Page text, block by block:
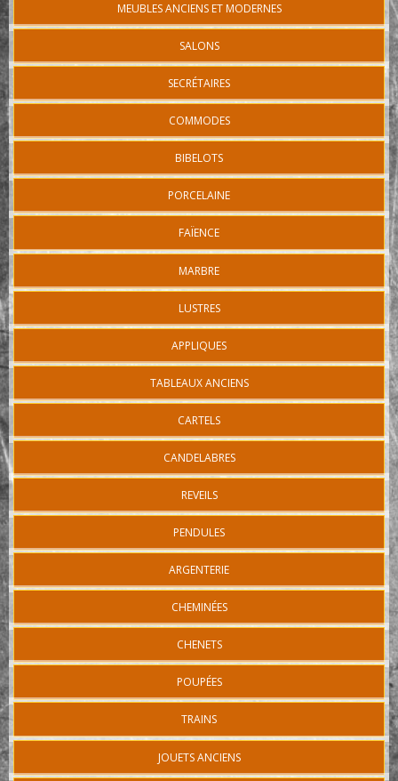
MEUBLES ANCIENS ET MODERNES
SALONS
SECRÉTAIRES
COMMODES
BIBELOTS
PORCELAINE
FAÏENCE
MARBRE
LUSTRES
APPLIQUES
TABLEAUX ANCIENS
CARTELS
CANDELABRES
REVEILS
PENDULES
ARGENTERIE
CHEMINÉES
CHENETS
POUPÉES
TRAINS
JOUETS ANCIENS